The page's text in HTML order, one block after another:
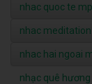
nhac quoc te
nhac
nhac hai ngoai
nhạc quê